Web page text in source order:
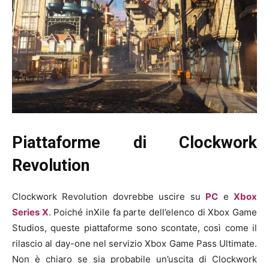
Piattaforme di Clockwork
Revolution
Clockwork Revolution dovrebbe uscire su PC eXbox
Series X. Poiché inXile fa parte dell’elenco di Xbox Game
Studios, queste piattaforme sono scontate, così come il
rilascio al day-one nel servizio Xbox Game Pass Ultimate.
Non è chiaro se sia probabile un’uscita di Clockwork